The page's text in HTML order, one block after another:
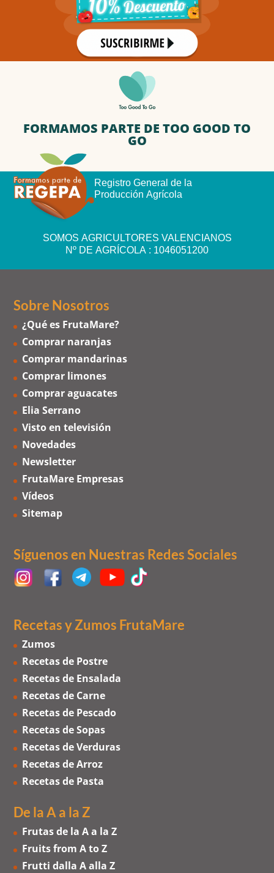
FORMAMOS PARTE DE TOO GOOD TO
GO
Registro General de la
Producción Agrícola
SOMOS AGRICULTORES VALENCIANOS
Nº DE AGRÍCOLA : 1046051200
Sobre Nosotros
¿Qué es FrutaMare?
Comprar naranjas
Comprar mandarinas
Comprar limones
Comprar aguacates
Elia Serrano
Visto en televisión
Novedades
Newsletter
FrutaMare Empresas
Vídeos
Sitemap
Síguenos en Nuestras Redes Sociales
Recetas y Zumos FrutaMare
Zumos
Recetas de Postre
Recetas de Ensalada
Recetas de Carne
Recetas de Pescado
Recetas de Sopas
Recetas de Verduras
Recetas de Arroz
Recetas de Pasta
De la A a la Z
Frutas de la A a la Z
Fruits from A to Z
Frutti dalla A alla Z